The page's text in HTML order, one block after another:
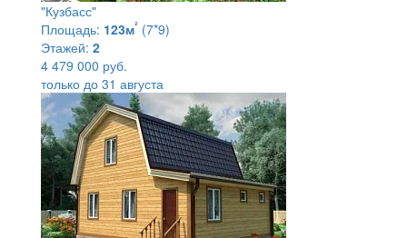
"Кузбасс"
Площадь: 123м² (7*9)
Этажей: 2
4 479 000 руб.
только до 31 августа